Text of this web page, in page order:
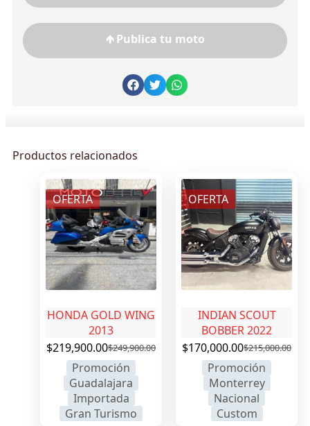
🡹 Publica tu moto
Productos relacionados
OFERTA
HONDA GOLD WING
2013
$249,900.00
$219,900.00
Promoción
Guadalajara
Importada
Gran Turismo
OFERTA
INDIAN SCOUT
BOBBER 2022
$215,000.00
$170,000.00
Promoción
Monterrey
Nacional
Custom